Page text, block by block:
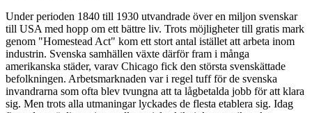
Under perioden 1840 till 1930 utvandrade över en miljon svenskar
till USA med hopp om ett bättre liv. Trots möjligheter till gratis mark
genom "Homestead Act" kom ett stort antal istället att arbeta inom
industrin. Svenska samhällen växte därför fram i många
amerikanska städer, varav Chicago fick den största svenskättade
befolkningen. Arbetsmarknaden var i regel tuff för de svenska
invandrarna som ofta blev tvungna att ta lågbetalda jobb för att klara
sig. Men trots alla utmaningar lyckades de flesta etablera sig. Idag